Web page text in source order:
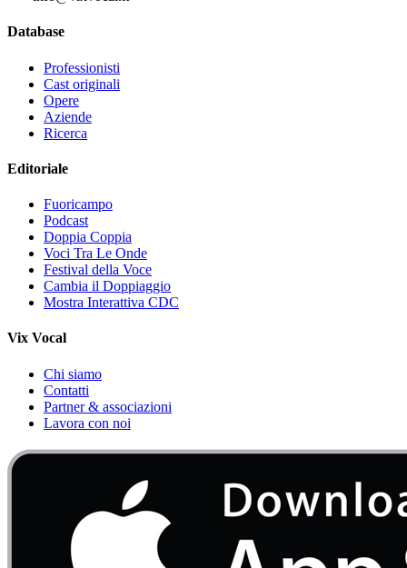
Database
Professionisti
Cast originali
Opere
Aziende
Ricerca
Editoriale
Fuoricampo
Podcast
Doppia Coppia
Voci Tra Le Onde
Festival della Voce
Cambia il Doppiaggio
Mostra Interattiva CDC
Vix Vocal
Chi siamo
Contatti
Partner & associazioni
Lavora con noi